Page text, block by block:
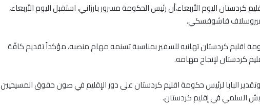
اليوم الأربعاء،أن رئيس الحكومة مسرور بارزاني، استقبل اليوم الأربعاء،
ميروسلاف فاشوفسكي.
اقليم كردستان تهانيه للسفير بمناسبة تسنمه مهام منصبه، مؤكداً تقديم كافّة
كردستان لإنجاح مهامه.
البابا لرئيس حكومة اقليم كردستان على دور الإقليم في صون حقوق المسيحيين
السلمي في إقليم كردستان.